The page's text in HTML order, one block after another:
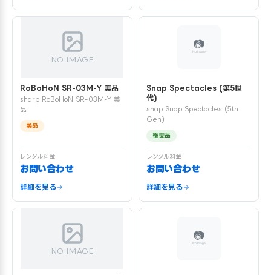
NO IMAGE
RoBoHoN SR-03M-Y 美品
sharp RoBoHoN SR-03M-Y 美
品
美品
レンタル料金
お問い合わせ
詳細を見る
Snap Spectacles (第5世
代)
snap Snap Spectacles (5th
Gen)
極美品
レンタル料金
お問い合わせ
詳細を見る
NO IMAGE